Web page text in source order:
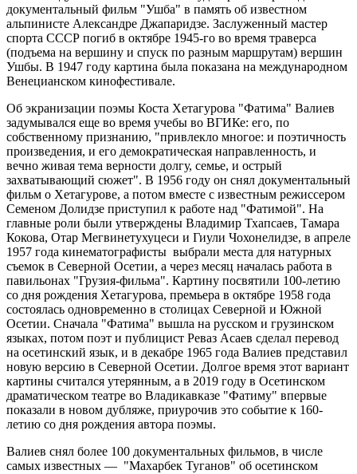
документальный фильм "Ушба" в память об известном
альпинисте Александре Джапаридзе. Заслуженный мастер
спорта СССР погиб в октябре 1945-го во время траверса
(подъема на вершину и спуск по разным маршрутам) вершин
Ушбы. В 1947 году картина была показана на международном
Венецианском кинофестивале.
Об экранизации поэмы Коста Хетагурова "Фатима" Валиев
задумывался еще во время учебы во ВГИКе: его, по
собственному признанию, "привлекло многое: и поэтичность
произведения, и его демократическая направленность, и
вечно живая тема верности долгу, семье, и острый
захватывающий сюжет". В 1956 году он снял документальный
фильм о Хетагурове, а потом вместе с известным режиссером
Семеном Долидзе приступил к работе над "Фатимой". На
главные роли были утверждены Владимир Тхапсаев, Тамара
Кокова, Отар Мегвинетухуцеси и Гиули Чохонелидзе, в апреле
1957 года кинематографисты выбрали места для натурных
съемок в Северной Осетии, а через месяц началась работа в
павильонах "Грузия-фильма". Картину посвятили 100-летию
со дня рождения Хетагурова, премьера в октябре 1958 года
состоялась одновременно в столицах Северной и Южной
Осетии. Сначала "Фатима" вышла на русском и грузинском
языках, потом поэт и публицист Реваз Асаев сделал перевод
на осетинский язык, и в декабре 1965 года Валиев представил
новую версию в Северной Осетии. Долгое время этот вариант
картины считался утерянным, а в 2019 году в Осетинском
драматическом театре во Владикавказе "Фатиму" впервые
показали в новом дубляже, приурочив это событие к 160-
летию со дня рождения автора поэмы.
Валиев снял более 100 документальных фильмов, в числе
самых известных — "Махарбек Туганов" об осетинском